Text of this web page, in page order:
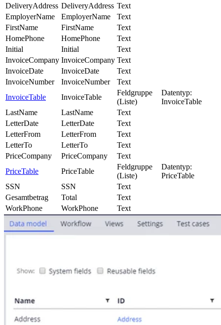
DeliveryAddress DeliveryAddress Text
EmployerName
EmployerName
Text
FirstName
FirstName
Text
HomePhone
HomePhone
Text
Initial
Initial
Text
InvoiceCompany InvoiceCompany Text
InvoiceDate
InvoiceDate
Text
InvoiceNumber
InvoiceNumber
Text
InvoiceTable
InvoiceTable
Feldgruppe
(Liste)
Datentyp:
InvoiceTable
LastName
LastName
Text
LetterDate
LetterDate
Text
LetterFrom
LetterFrom
Text
LetterTo
LetterTo
Text
PriceCompany
PriceCompany
Text
PriceTable
PriceTable
Feldgruppe
(Liste)
Datentyp:
PriceTable
SSN
SSN
Text
Gesamtbetrag
Total
Text
WorkPhone
WorkPhone Text